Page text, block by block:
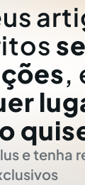
,
e tenha